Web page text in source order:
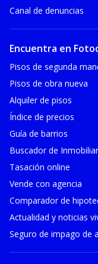
Canal de denuncias
Encuentra en
Pisos de segunda
Pisos de obra nueva
Alquiler de pisos
Índice de precios
Guía de barrios
Buscador de
Tasación online
Vende con agencia
Comparador de
Actualidad y noticias
Seguro de impago de